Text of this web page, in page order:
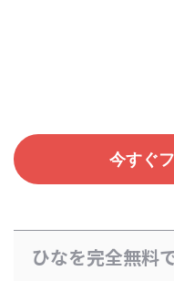
今すぐ
ひなを完全無料